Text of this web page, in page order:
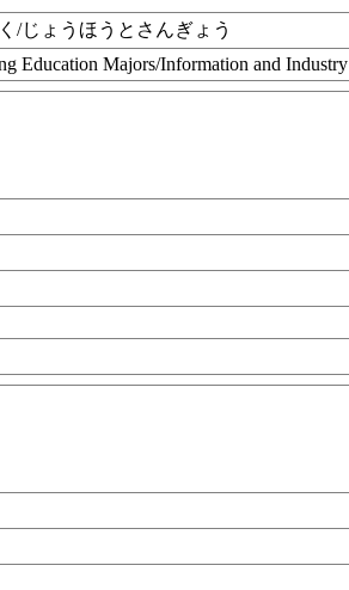
/じょうほうとさんぎょう
Education Majors/Information and Industry